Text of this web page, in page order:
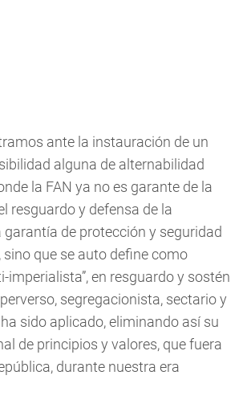
ante la instauración de un
alguna de alternabilidad
la FAN ya no es garante de la
resguardo y defensa de la
garantía de protección y seguridad
sino que se auto define como
imperialista”, en resguardo y sostén
segregacionista, sectario y
sido aplicado, eliminando así su
de principios y valores, que fuera
durante nuestra era